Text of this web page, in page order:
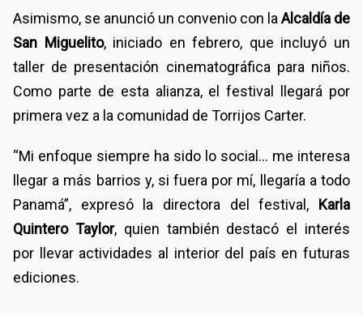
Asimismo, se anunció un convenio con laAlcaldía de
San Miguelito, iniciado en febrero, que incluyó un
taller de presentación cinematográfica para niños.
Como parte de esta alianza, el festival llegará por
primera vez a la comunidad de Torrijos Carter.
“Mi enfoque siempre ha sido lo social… me interesa
llegar a más barrios y, si fuera por mí, llegaría a todo
Panamá”, expresó la directora del festival, Karla
Quintero Taylor, quien también destacó el interés
por llevar actividades al interior del país en futuras
ediciones.